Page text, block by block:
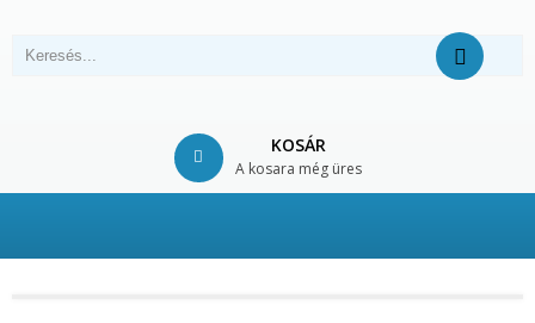
KOSÁR
A kosara még üres